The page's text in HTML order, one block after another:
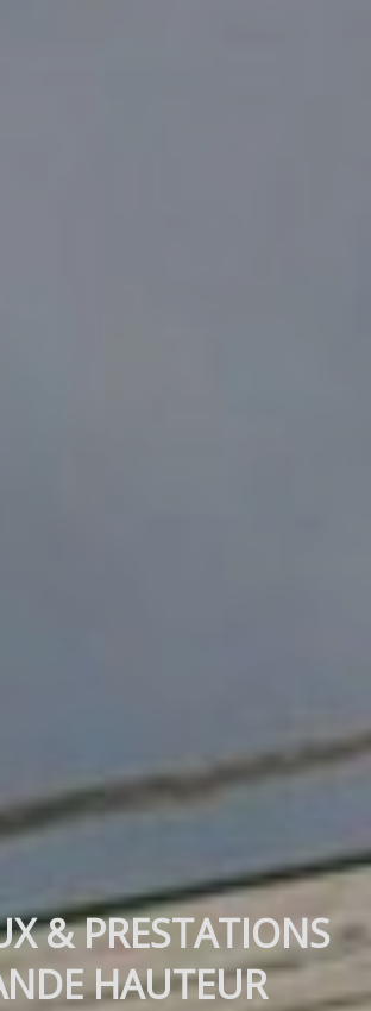
& PRESTATIONS
HAUTEUR